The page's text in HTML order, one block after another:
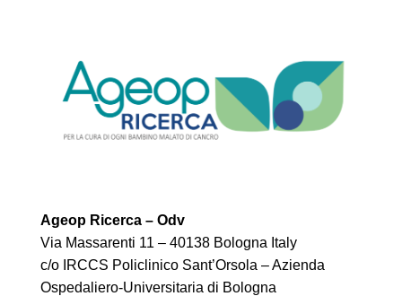
Ageop Ricerca – Odv
Via Massarenti 11 – 40138 Bologna Italy
c/o IRCCS Policlinico Sant’Orsola – Azienda
Ospedaliero-Universitaria di Bologna